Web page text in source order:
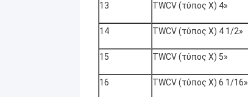
13 TWCV (τύπος Χ) 4»
14 TWCV (τύπος Χ) 4 1/2»
15 TWCV (τύπος Χ) 5»
16 TWCV (τύπος Χ) 6 1/16»